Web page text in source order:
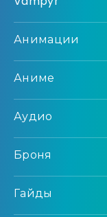
Анимации
Аниме
Аудио
Броня
Гайды